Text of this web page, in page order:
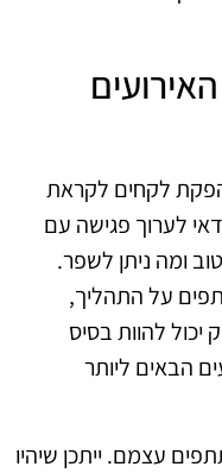
לקחים לקראת
לערוך פגישה עם
ומה ניתן לשפר.
על התהליך,
יכול להוות בסיס
הבאים ליותר
עצמם. ייתכן שיהיו